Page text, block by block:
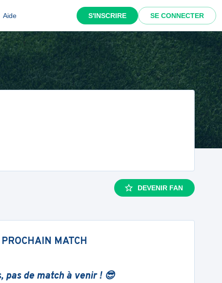
Aide S'INSCRIRE SE CONNECTER
DEVENIR FAN
PROCHAIN MATCH
pas de match à venir ! 😎